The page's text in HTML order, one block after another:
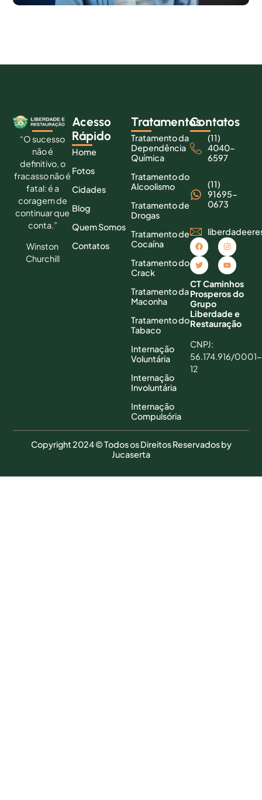
“O sucesso
não é
definitivo, o
fracasso não é
fatal: é a
coragem de
continuar que
conta.”
Winston
Churchill
Acesso
Rápido
Home
Fotos
Cidades
Blog
Quem Somos
Contatos
Tratamentos
Tratamento da
Dependência
Química
Tratamento do
Alcoolismo
Tratamento de
Drogas
Tratamento de
Cocaína
Tratamento do
Crack
Tratamento da
Maconha
Tratamento do
Tabaco
Internação
Voluntária
Internação
Involuntária
Internação
Compulsória
Contatos
(11)
4040-
6597
(11)
91695-
0673
CT Caminhos
Prosperos do
Grupo
Liberdade e
Restauração
CNPJ:
56.174.916/0001-
12
Copyright 2024 © Todos os Direitos Reservados by
Jucaserta